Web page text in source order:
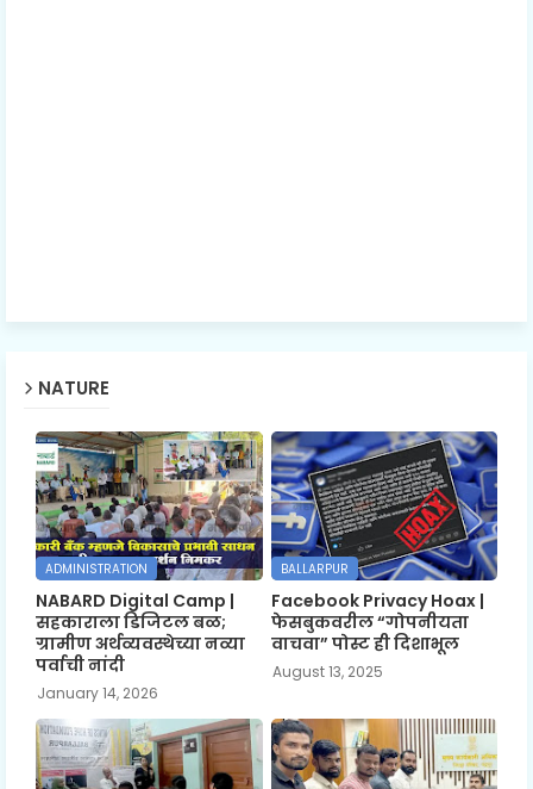
NATURE
ADMINISTRATION
NABARD Digital Camp |
सहकाराला डिजिटल बळ;
ग्रामीण अर्थव्यवस्थेच्या नव्या
पर्वाची नांदी
January 14, 2026
BALLARPUR
Facebook Privacy Hoax |
फेसबुकवरील “गोपनीयता
वाचवा” पोस्ट ही दिशाभूल
August 13, 2025